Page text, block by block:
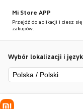
Mi Store APP
Przejdź do aplikacji i ciesz
zakupów.
Wybór lokalizacji i
Polska / Polski